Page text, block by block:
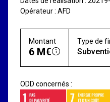
Opérateur : AFD
Montant
6 M€
Type de
ODD concernés :